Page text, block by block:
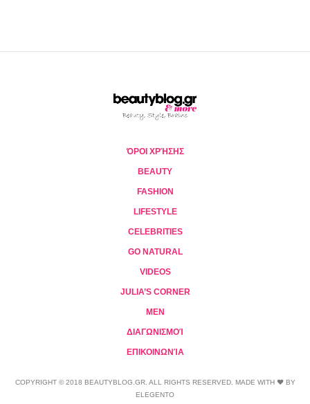
ΌΡΟΙ ΧΡΉΣΗΣ
BEAUTY
FASHION
LIFESTYLE
CELEBRITIES
GO NATURAL
VIDEOS
JULIA’S CORNER
MEN
ΔΙΑΓΩΝΙΣΜΟΊ
ΕΠΙΚΟΙΝΩΝΊΑ
COPYRIGHT © 2018 BEAUTYBLOG.GR. ALL RIGHTS RESERVED. MADE WITH ❤ BY
ELEGENTO